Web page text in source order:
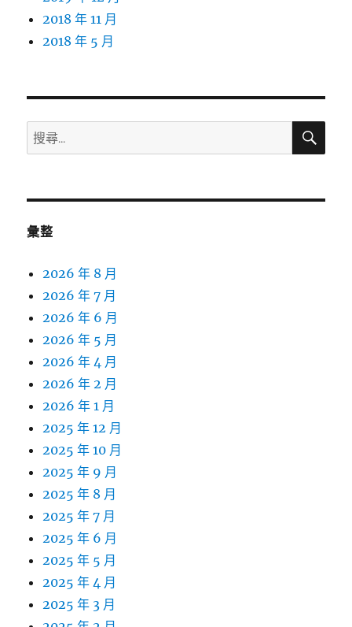
2018 年 11 月
2018 年 5 月
搜
尋
鍵
搜
彙整
2026 年 8 月
2026 年 7 月
2026 年 6 月
2026 年 5 月
2026 年 4 月
2026 年 2 月
2026 年 1 月
2025 年 12 月
2025 年 10 月
2025 年 9 月
2025 年 8 月
2025 年 7 月
2025 年 6 月
2025 年 5 月
2025 年 4 月
2025 年 3 月